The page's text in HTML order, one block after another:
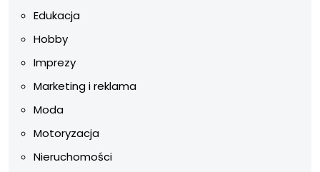
Edukacja
Hobby
Imprezy
Marketing i reklama
Moda
Motoryzacja
Nieruchomości